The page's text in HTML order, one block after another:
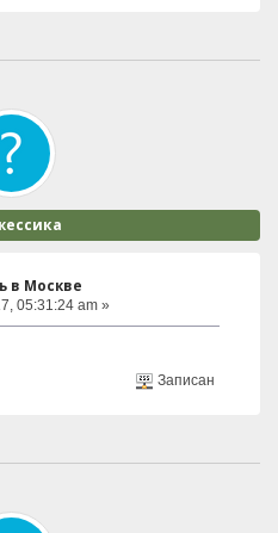
в Москве
05:31:24 am »
Записан